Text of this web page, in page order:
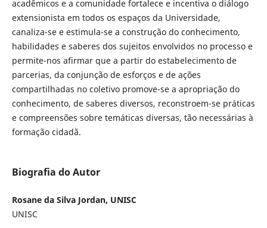
acadêmicos e a comunidade fortalece e incentiva o diálogo
extensionista em todos os espaços da Universidade,
canaliza-se e estimula-se a construção do conhecimento,
habilidades e saberes dos sujeitos envolvidos no processo e
permite-nos afirmar que a partir do estabelecimento de
parcerias, da conjunção de esforços e de ações
compartilhadas no coletivo promove-se a apropriação do
conhecimento, de saberes diversos, reconstroem-se práticas
e compreensões sobre temáticas diversas, tão necessárias à
formação cidadã.
Biografia do Autor
Rosane da Silva Jordan, UNISC
UNISC